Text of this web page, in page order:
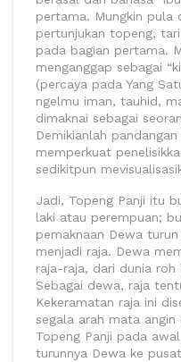
pertama. Mungkin pula
pertunjukan topeng,
pada bagian pertama.
menganggap sebagai
(percaya pada Yang
ngelmu iman, tauhid,
dimaknai sebagai
Demikianlah
memperkuat
sedikitpun
Jadi, Topeng Panji itu
laki atau perempuan;
pemaknaan Dewa
menjadi raja. Dewa
raja-raja, dari dunia roh
Sebagai dewa, raja
Kekeramatan raja ini
segala arah mata angin
Topeng Panji pada
turunnya Dewa ke